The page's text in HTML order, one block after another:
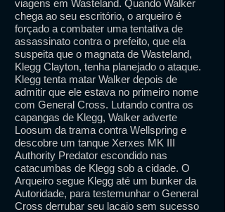
viagens em Wasteland. Quando Walker
chega ao seu escritório, o arqueiro é
forçado a combater uma tentativa de
assassinato contra o prefeito, que ela
suspeita que o magnata de Wasteland,
Klegg Clayton, tenha planejado o ataque.
Klegg tenta matar Walker depois de
admitir que ele estava no primeiro nome
com General Cross. Lutando contra os
capangas de Klegg, Walker adverte
Loosum da trama contra Wellspring e
descobre um tanque Xerxes MK III
Authority Predator escondido nas
catacumbas de Klegg sob a cidade. O
Arqueiro segue Klegg até um bunker da
Autoridade, para testemunhar o General
Cross derrubar seu lacaio sem sucesso